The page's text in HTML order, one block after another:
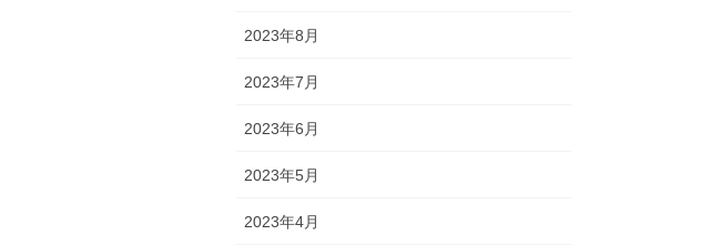
2023年8月
2023年7月
2023年6月
2023年5月
2023年4月